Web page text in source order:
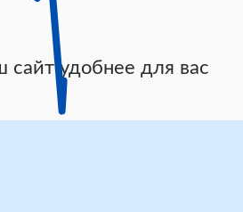
удобнее для вас